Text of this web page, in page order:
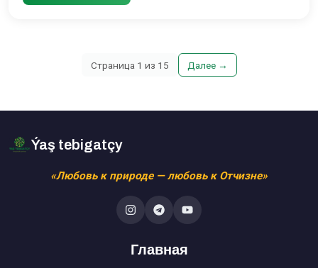
Страница 1 из 15 Далее→
Ýaş tebigatçy
«Любовь к природе — любовь к Отчизне»
Главная